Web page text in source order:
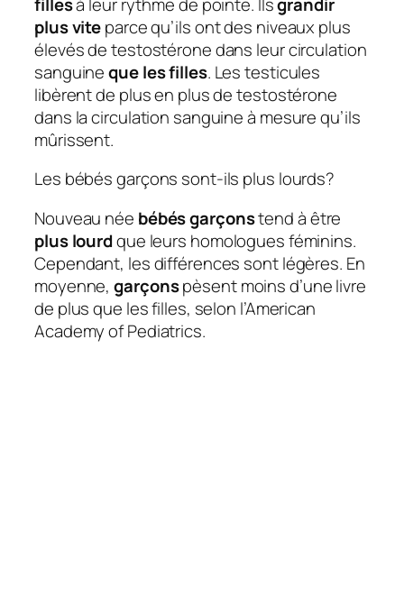
plus viteparce qu’ils ont des niveaux plus
élevés de testostérone dans leur circulation
sanguineque les filles. Les testicules
libèrent de plus en plus de testostérone
dans la circulation sanguine à mesure qu’ils
mûrissent.
Les bébés garçons sont-ils plus lourds?
Nouveau née bébés garçonstend à être
plus lourdque leurs homologues féminins.
Cependant, les différences sont légères. En
moyenne,garçonspèsent moins d’une livre
de plus que les filles, selon l’American
Academy of Pediatrics.